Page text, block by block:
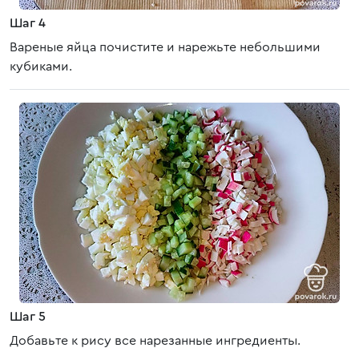
Шаг 4
Вареные яйца почистите и нарежьте небольшими
кубиками.
Шаг 5
Добавьте к рису все нарезанные ингредиенты.